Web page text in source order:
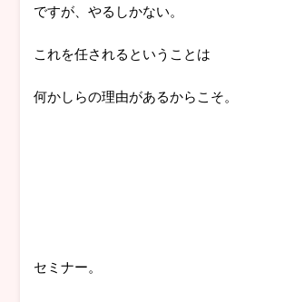
ですが、やるしかない。
これを任されるということは
何かしらの理由があるからこそ。
セミナー。